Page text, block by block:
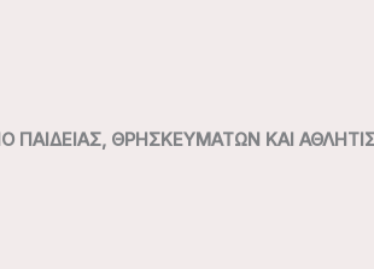
ΠΑΙΔΕΙΑΣ, ΘΡΗΣΚΕΥΜΑΤΩΝ ΚΑΙ